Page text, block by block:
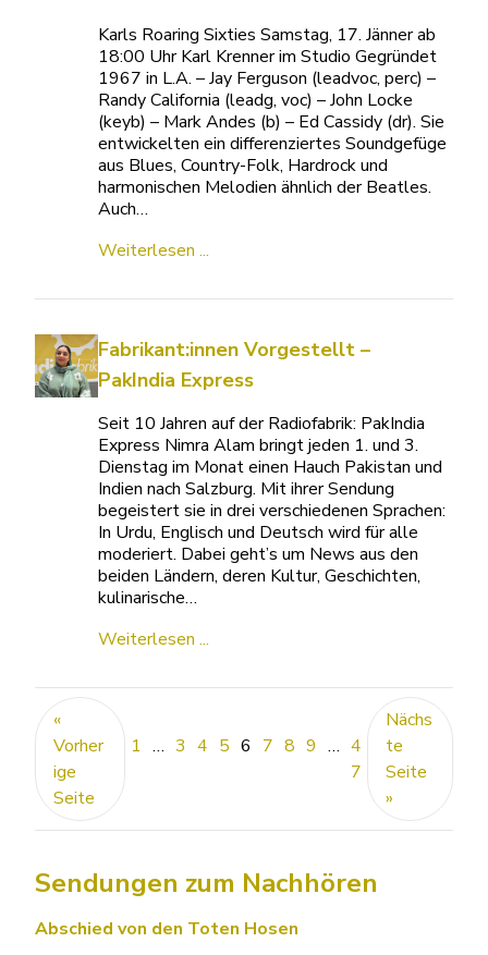
Karls Roaring Sixties Samstag, 17. Jänner ab
18:00 Uhr Karl Krenner im Studio Gegründet
1967 in L.A. – Jay Ferguson (leadvoc, perc) –
Randy California (leadg, voc) – John Locke
(keyb) – Mark Andes (b) – Ed Cassidy (dr). Sie
entwickelten ein differenziertes Soundgefüge
aus Blues, Country-Folk, Hardrock und
harmonischen Melodien ähnlich der Beatles.
Auch…
Weiterlesen ...
Fabrikant:innen Vorgestellt –
PakIndia Express
Seit 10 Jahren auf der Radiofabrik: PakIndia
Express Nimra Alam bringt jeden 1. und 3.
Dienstag im Monat einen Hauch Pakistan und
Indien nach Salzburg. Mit ihrer Sendung
begeistert sie in drei verschiedenen Sprachen:
In Urdu, Englisch und Deutsch wird für alle
moderiert. Dabei geht’s um News aus den
beiden Ländern, deren Kultur, Geschichten,
kulinarische…
Weiterlesen ...
«
Vorher
ige
Seite
1 … 3 4 5 6 7 8 9 … 4
7
Nächs
te
Seite
»
Sendungen zum Nachhören
Abschied von den Toten Hosen